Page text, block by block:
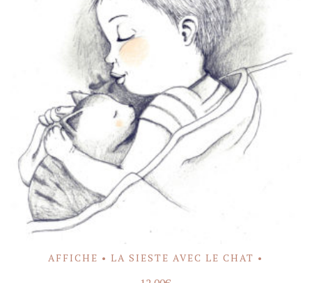
ACHETER
AFFICHE • LA SIESTE AVEC LE CHAT •